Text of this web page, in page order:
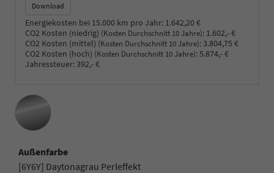
Download
Energiekosten bei 15.000 km pro Jahr: 1.642,20 €
CO2 Kosten (niedrig) (Kosten Durchschnitt 10 Jahre): 1.602,- €
CO2 Kosten (mittel) (Kosten Durchschnitt 10 Jahre):3.804,75 €
CO2 Kosten (hoch) (Kosten Durchschnitt 10 Jahre):5.874,- €
Jahressteuer:392,- €
Außenfarbe
[6Y6Y] Daytonagrau Perleffekt